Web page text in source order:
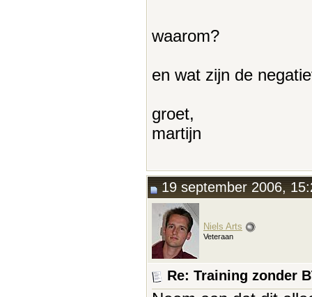
waarom?
en wat zijn de
groet,
martijn
19 september 2006,
Niels Arts
Veteraan
Re: Training zonder